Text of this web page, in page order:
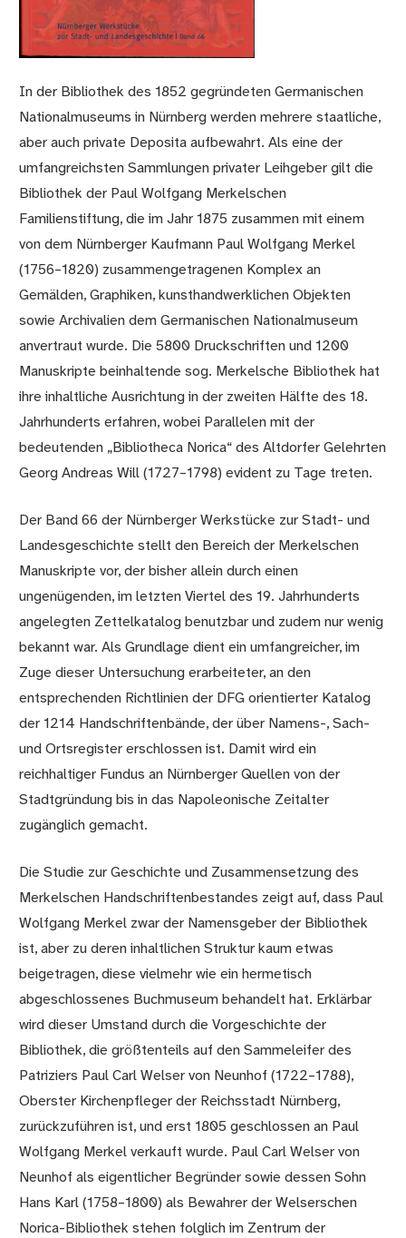
In der Bibliothek des 1852 gegründeten Germanischen
Nationalmuseums in Nürnberg werden mehrere staatliche,
aber auch private Deposita aufbewahrt. Als eine der
umfangreichsten Sammlungen privater Leihgeber gilt die
Bibliothek der Paul Wolfgang Merkelschen
Familienstiftung, die im Jahr 1875 zusammen mit einem
von dem Nürnberger Kaufmann Paul Wolfgang Merkel
(1756–1820) zusammengetragenen Komplex an
Gemälden, Graphiken, kunsthandwerklichen Objekten
sowie Archivalien dem Germanischen Nationalmuseum
anvertraut wurde. Die 5800 Druckschriften und 1200
Manuskripte beinhaltende sog. Merkelsche Bibliothek hat
ihre inhaltliche Ausrichtung in der zweiten Hälfte des 18.
Jahrhunderts erfahren, wobei Parallelen mit der
bedeutenden „Bibliotheca Norica“ des Altdorfer Gelehrten
Georg Andreas Will (1727–1798) evident zu Tage treten.
Der Band 66 der Nürnberger Werkstücke zur Stadt- und
Landesgeschichte stellt den Bereich der Merkelschen
Manuskripte vor, der bisher allein durch einen
ungenügenden, im letzten Viertel des 19. Jahrhunderts
angelegten Zettelkatalog benutzbar und zudem nur wenig
bekannt war. Als Grundlage dient ein umfangreicher, im
Zuge dieser Untersuchung erarbeiteter, an den
entsprechenden Richtlinien der DFG orientierter Katalog
der 1214 Handschriftenbände, der über Namens-, Sach-
und Ortsregister erschlossen ist. Damit wird ein
reichhaltiger Fundus an Nürnberger Quellen von der
Stadtgründung bis in das Napoleonische Zeitalter
zugänglich gemacht.
Die Studie zur Geschichte und Zusammensetzung des
Merkelschen Handschriftenbestandes zeigt auf, dass Paul
Wolfgang Merkel zwar der Namensgeber der Bibliothek
ist, aber zu deren inhaltlichen Struktur kaum etwas
beigetragen, diese vielmehr wie ein hermetisch
abgeschlossenes Buchmuseum behandelt hat. Erklärbar
wird dieser Umstand durch die Vorgeschichte der
Bibliothek, die größtenteils auf den Sammeleifer des
Patriziers Paul Carl Welser von Neunhof (1722–1788),
Oberster Kirchenpfleger der Reichsstadt Nürnberg,
zurückzuführen ist, und erst 1805 geschlossen an Paul
Wolfgang Merkel verkauft wurde. Paul Carl Welser von
Neunhof als eigentlicher Begründer sowie dessen Sohn
Hans Karl (1758–1800) als Bewahrer der Welserschen
Norica-Bibliothek stehen folglich im Zentrum der